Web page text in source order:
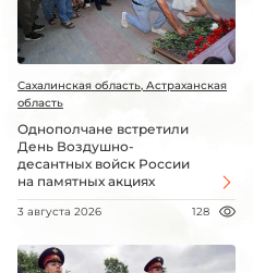
Сахалинская область, Астраханская
область
Однополчане встретили
День Воздушно-
десантных войск России
на памятных акциях
3 августа 2026 128